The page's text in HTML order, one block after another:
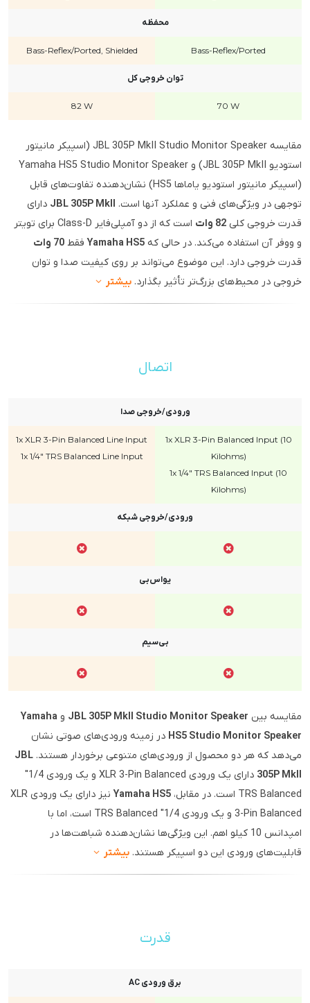
محفظه
Bass-Reflex/Ported
Bass-Reflex/Ported, Shielded
توان خروجی کل
70 W
82 W
مقایسه JBL 305P MkII Studio Monitor Speaker (اسپیکر مانیتور
استودیو JBL 305P MkII) و Yamaha HS5 Studio Monitor Speaker
(اسپیکر مانیتور استودیو یاماها HS5) نشان‌دهنده تفاوت‌های قابل
توجهی در ویژگی‌های فنی و عملکرد آنها است. JBL 305P MkII دارای
قدرت خروجی کلی 82 وات
است که از دو آمپلی‌فایر Class-D برای تویتر
و ووفر آن استفاده می‌کند. در حالی که Yamaha HS5فقط 70 وات
قدرت خروجی دارد. این موضوع می‌تواند بر روی کیفیت صدا و توان
خروجی در محیط‌های بزرگ‌تر تأثیر بگذارد. بیشتر
اتصال
ورودی/خروجی صدا
1x XLR 3-Pin Balanced Input (10
Kilohms)
1x 1/4" TRS Balanced Input (10
Kilohms)
1x XLR 3-Pin Balanced Line Input
1x 1/4" TRS Balanced Line Input
ورودی/خروجی شبکه
یو‌اس‌بی
بی‌سیم
مقایسه بین JBL 305P MkII Studio Monitor Speaker و Yamaha
HS5 Studio Monitor Speaker در زمینه ورودی‌های صوتی نشان
می‌دهد که هر دو محصول از ورودی‌های متنوعی برخوردار هستند. JBL
305P MkII
دارای یک ورودی XLR 3-Pin Balanced و یک ورودی 1/4"
TRS Balanced است. در مقابل،
Yamaha HS5
نیز دارای یک ورودی XLR
3-Pin Balanced و یک ورودی 1/4" TRS Balanced است، اما با
امپدانس 10 کیلو اهم. این ویژگی‌ها نشان‌دهنده شباهت‌ها در
قابلیت‌های ورودی این دو اسپیکر هستند. بیشتر
قدرت
برق ورودی AC